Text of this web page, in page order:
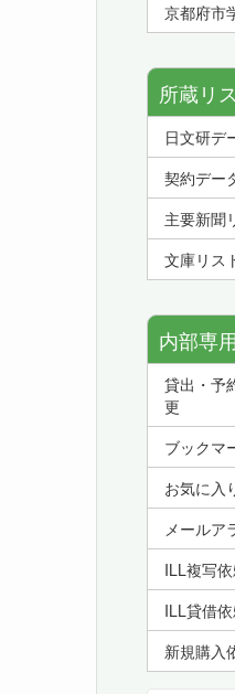
京都府市
所蔵リ
日文研デ
契約デー
主要新聞
文庫リス
内部専
Service
貸出・予
更
ブックマ
お気に入
メールア
ILL複写
ILL貸借
新規購入